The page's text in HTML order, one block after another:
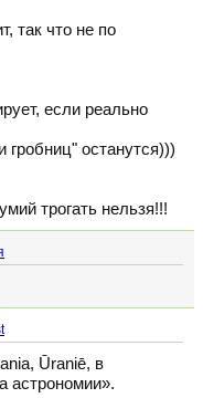
так что не по
если реально
гробниц" останутся)))
трогать нельзя!!!
Ūraniē, в
астрономии».